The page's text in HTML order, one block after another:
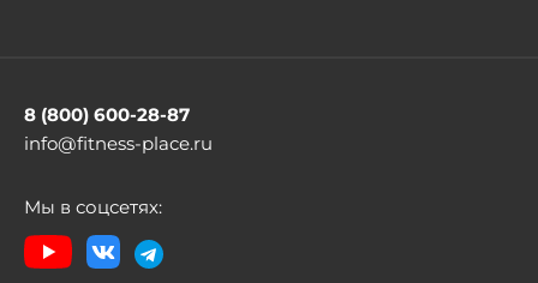
8 (800) 600-28-87
info@fitness-place.ru
Мы в соцсетях: